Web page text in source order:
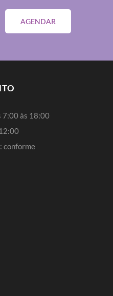
AGENDAR
7:00 às 18:00
conforme